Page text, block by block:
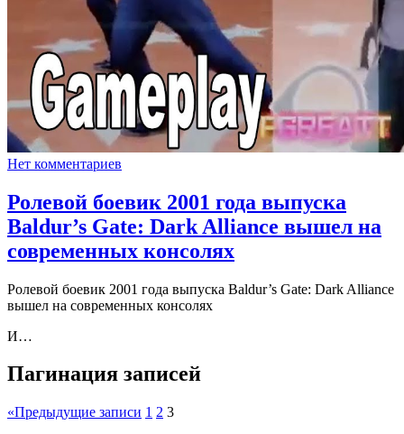
Нет комментариев
Ролевой боевик 2001 года выпуска
Baldur’s Gate: Dark Alliance вышел на
современных консолях
Ролевой боевик 2001 года выпуска Baldur’s Gate: Dark Alliance
вышел на современных консолях
И…
Пагинация записей
«Предыдущие записи 1 2 3